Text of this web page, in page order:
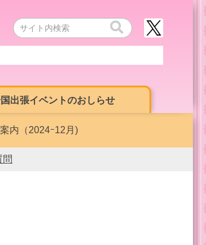
出張イベントのおしらせ
内（2024ｰ12月)
問